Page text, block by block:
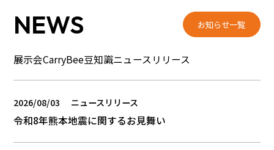
NEWS お知らせ一覧
展示会CarryBee豆知識ニュースリリース
2026/08/03 ニュースリリース
令和8年熊本地震に関するお見舞い